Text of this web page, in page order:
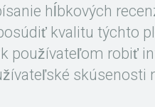
hĺbkových
kvalitu týchto
používateľom robiť
skúsenosti